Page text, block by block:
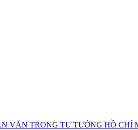
VĂN TRONG TƯ TƯỞNG HỒ CHÍ